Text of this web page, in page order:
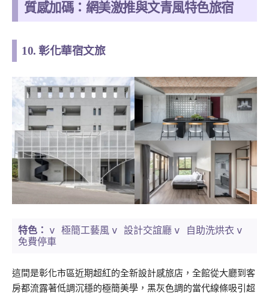
質感加碼：網美激推與文青風特色旅宿
10. 彰化華宿文旅
特色： v 極簡工藝風 v 設計交誼廳 v 自助洗烘衣 v
免費停車
這間是彰化市區近期超紅的全新設計感旅店，全館從大廳到客
房都流露著低調沉穩的極簡美學，黑灰色調的當代線條吸引超